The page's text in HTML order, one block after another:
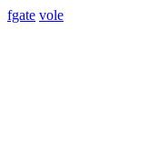
fgate vole